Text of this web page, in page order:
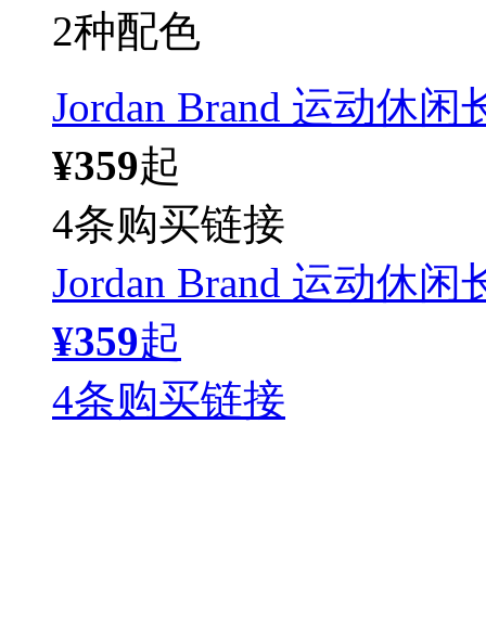
2种配色
Jordan Brand 运动休闲
¥359起
4条购买链接
Jordan Brand 运动休闲
¥359起
4条购买链接